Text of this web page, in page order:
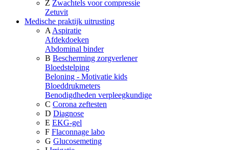
Z Zwachtels voor compressie
Zetuvit
Medische praktijk uitrusting
A Aspiratie
Afdekdoeken
Abdominal binder
B Bescherming zorgverlener
Bloedstelping
Beloning - Motivatie kids
Bloeddrukmeters
Benodigdheden verpleegkundige
C Corona zeftesten
D Diagnose
E EKG-gel
F Flaconnage labo
G Glucosemeting